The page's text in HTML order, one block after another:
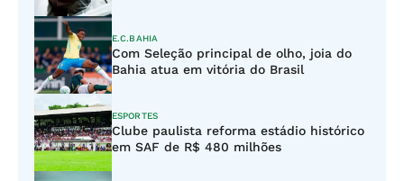
E.C.BAHIA
Com Seleção principal de olho, joia do
Bahia atua em vitória do Brasil
ESPORTES
Clube paulista reforma estádio histórico
em SAF de R$ 480 milhões